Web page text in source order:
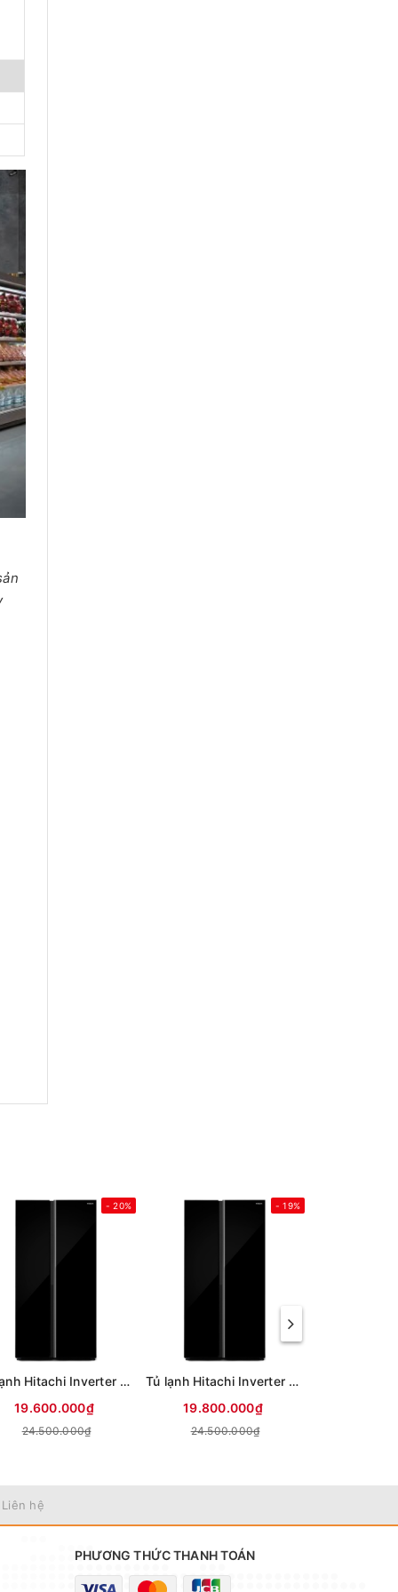
- 20%
Tủ lạnh Hitachi Inverter 653 lít Side By Side HRSN9713ESAUVN (Mới 2026)
19.600.000₫
24.500.000₫
- 19%
Tủ lạnh Hitachi Inverter 656 lít Side By Side HRSN9713ESUVN (Mới 2026)
19.800.000₫
24.500.000₫
hệ
PHƯƠNG THỨC THANH TOÁN